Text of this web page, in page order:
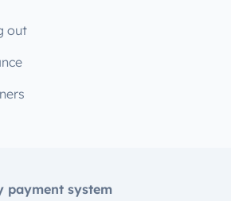
out
payment system